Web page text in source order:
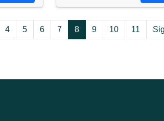
4 5 6 7 8 9 10 11